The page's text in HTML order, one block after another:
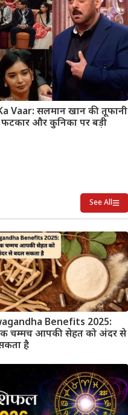
Vaar: सलमान खान की तूफानी
और कुनिका पर बड़ी
See All
Benefits 2025:
चम्मच आपकी सेहत को अंदर से
है